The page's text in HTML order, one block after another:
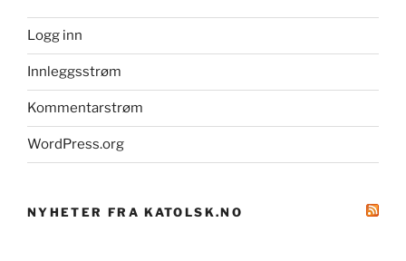
Logg inn
Innleggsstrøm
Kommentarstrøm
WordPress.org
NYHETER FRA KATOLSK.NO